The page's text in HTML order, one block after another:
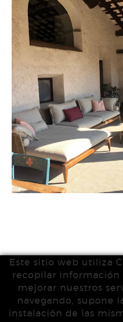
Este sitio web utiliza
recopilar información
mejorar nuestros
navegando, supone
instalación de las